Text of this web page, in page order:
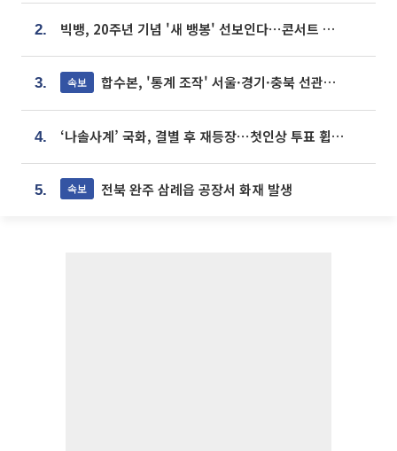
2. 빅뱅, 20주년 기념 '새 뱅봉' 선보인다⋯콘서트 앞두고 팝업 개최
3. 속보 합수본, '통계 조작' 서울·경기·충북 선관위 등 추가 압수수색
4. ‘나솔사계’ 국화, 결별 후 재등장⋯첫인상 투표 휩쓸고 ‘인기녀’ 등극
5. 속보 전북 완주 삼례읍 공장서 화재 발생